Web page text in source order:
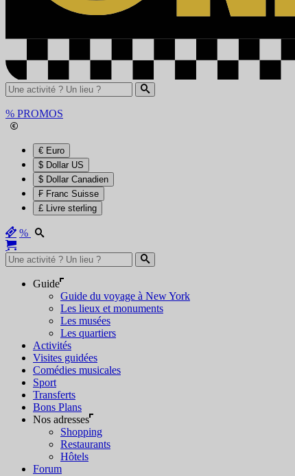
% PROMOS
€ Euro
$ Dollar US
$ Dollar Canadien
₣ Franc Suisse
£ Livre sterling
%
Guide
Guide du voyage à New York
Les lieux et monuments
Les musées
Les quartiers
Activités
Visites guidées
Comédies musicales
Sport
Transferts
Bons Plans
Nos adresses
Shopping
Restaurants
Hôtels
Forum